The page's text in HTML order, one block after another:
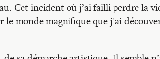
Cet incident où j’ai failli perdre la
le monde magnifique que j’ai